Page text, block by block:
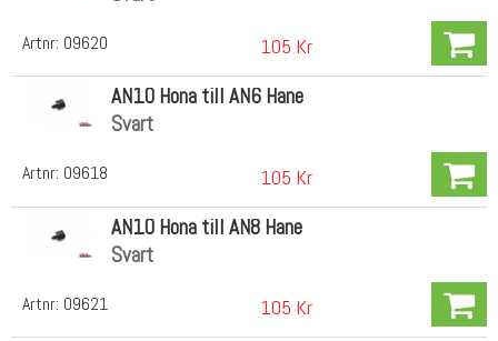
Artnr: 09620 105 Kr
Artnr: 09618
AN10 Hona till AN6 Hane
Svart
105 Kr
Artnr: 09621
AN10 Hona till AN8 Hane
Svart
105 Kr